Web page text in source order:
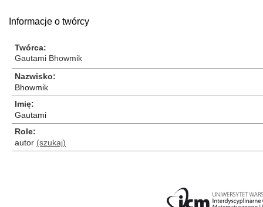
Informacje o twórcy
Twórca
Gautami Bhowmik
Nazwisko
Bhowmik
Imię
Gautami
Role
autor (szukaj)